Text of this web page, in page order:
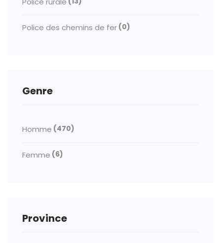
Police des chemins de fer (0)
Genre
Homme (470)
Femme (6)
Province